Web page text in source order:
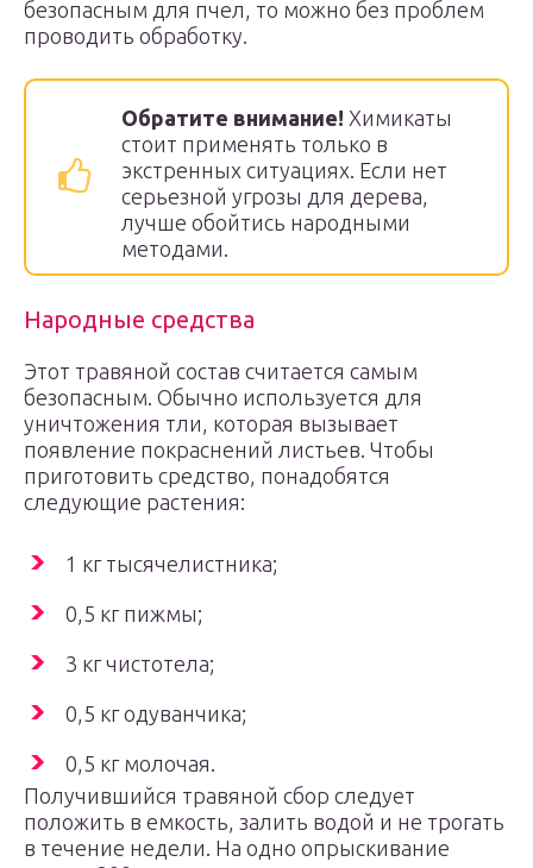
безопасным для пчел, то можно без проблем
проводить обработку.
Обратите внимание! Химикаты
стоит применять только в
экстренных ситуациях. Если нет
серьезной угрозы для дерева,
лучше обойтись народными
методами.
Народные средства
Этот травяной состав считается самым
безопасным. Обычно используется для
уничтожения тли, которая вызывает
появление покраснений листьев. Чтобы
приготовить средство, понадобятся
следующие растения:
1 кг тысячелистника;
0,5 кг пижмы;
3 кг чистотела;
0,5 кг одуванчика;
0,5 кг молочая.
Получившийся травяной сбор следует
положить в емкость, залить водой и не трогать
в течение недели. На одно опрыскивание